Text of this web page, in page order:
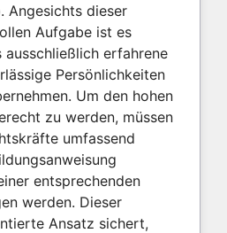
Angesichts dieser
Aufgabe ist es
ausschließlich erfahrene
Persönlichkeiten
Um den hohen
zu werden, müssen
umfassend
entsprechenden
werden. Dieser
Ansatz sichert,